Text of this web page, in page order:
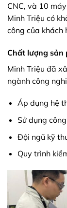
CNC, và 10
Minh Triệu có
công của khách
Chất lượng sản
Minh Triệu đã
ngành công
Áp dụng hệ
Sử dụng
Đội ngũ kỹ
Quy trình